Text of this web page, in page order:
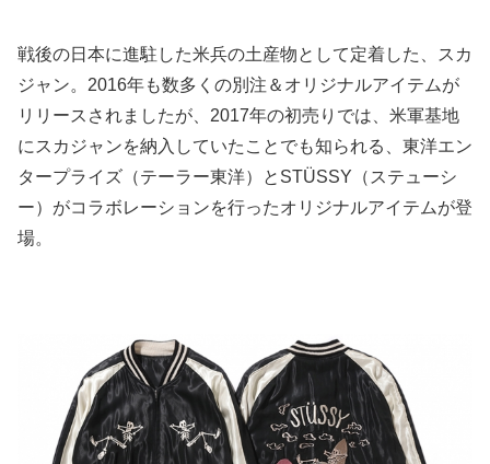
戦後の日本に進駐した米兵の土産物として定着した、スカ
ジャン。2016年も数多くの別注＆オリジナルアイテムが
リリースされましたが、2017年の初売りでは、米軍基地
にスカジャンを納入していたことでも知られる、東洋エン
タープライズ（テーラー東洋）とSTÜSSY（ステューシ
ー）がコラボレーションを行ったオリジナルアイテムが登
場。